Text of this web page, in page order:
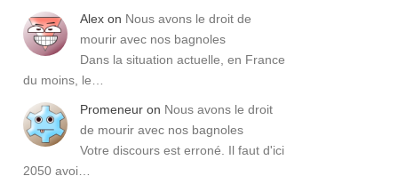
Alex on Nous avons le droit de
mourir avec nos bagnoles
Dans la situation actuelle, en France
du moins, le…
Promeneur on Nous avons le droit
de mourir avec nos bagnoles
Votre discours est erroné. Il faut d'ici
2050 avoi…